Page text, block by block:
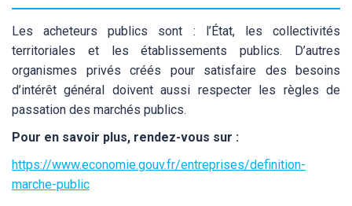
Les acheteurs publics sont : l’État, les collectivités
territoriales et les établissements publics. D’autres
organismes privés créés pour satisfaire des besoins
d’intérêt général doivent aussi respecter les règles de
passation des marchés publics.
Pour en savoir plus, rendez-vous sur :
https://www.economie.gouv.fr/entreprises/definition-
marche-public